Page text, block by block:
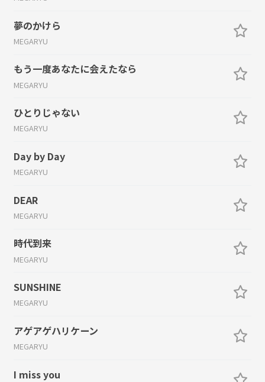
夢のかけら
MEGARYU
もう一度あなたに会えたなら
MEGARYU
ひとりじゃない
MEGARYU
Day by Day
MEGARYU
DEAR
MEGARYU
時代到来
MEGARYU
SUNSHINE
MEGARYU
アゲアゲハリケーン
MEGARYU
I miss you